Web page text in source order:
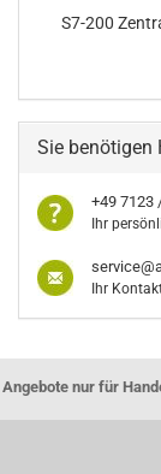
S7-200
Sie benötigen
+49 7123
Ihr
Ihr
Angebote nur für